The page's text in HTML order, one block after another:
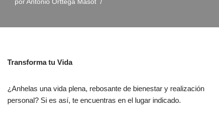
por Antonio Orttega Masot
Transforma tu Vida
¿Anhelas una vida plena, rebosante de bienestar y realización
personal? Si es así, te encuentras en el lugar indicado.